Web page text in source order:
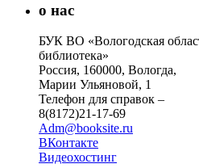
о нас
БУК ВО «Вологодская
библиотека»
Россия, 160000, Вологда,
Марии Ульяновой, 1
Телефон для справок –
8(8172)21-17-69
Adm@booksite.ru
ВКонтакте
Видеохостинг